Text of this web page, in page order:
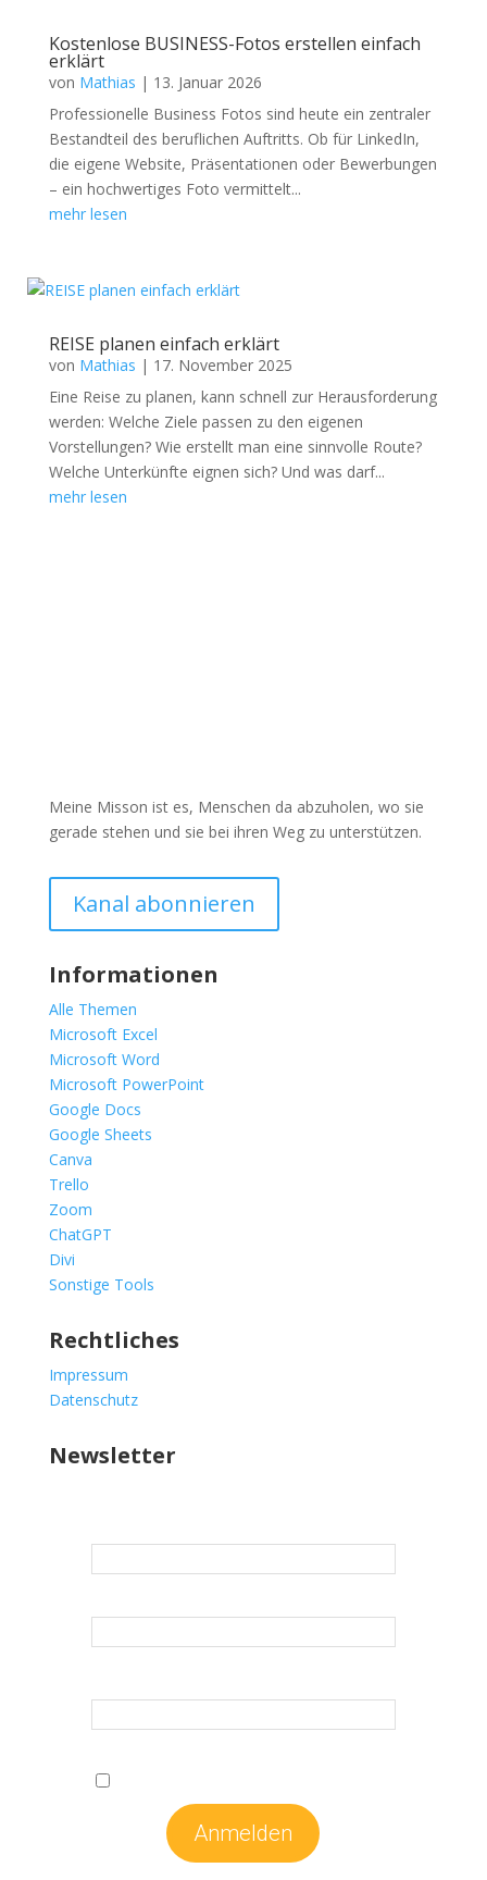
Kostenlose BUSINESS-Fotos erstellen einfach
erklärt
von Mathias | 13. Januar 2026
Professionelle Business Fotos sind heute ein zentraler
Bestandteil des beruflichen Auftritts. Ob für LinkedIn,
die eigene Website, Präsentationen oder Bewerbungen
– ein hochwertiges Foto vermittelt...
mehr lesen
REISE planen einfach erklärt
von Mathias | 17. November 2025
Eine Reise zu planen, kann schnell zur Herausforderung
werden: Welche Ziele passen zu den eigenen
Vorstellungen? Wie erstellt man eine sinnvolle Route?
Welche Unterkünfte eignen sich? Und was darf...
mehr lesen
Meine Misson ist es, Menschen da abzuholen, wo sie
gerade stehen und sie bei ihren Weg zu unterstützen.
Kanal abonnieren
Informationen
Alle Themen
Microsoft Excel
Microsoft Word
Microsoft PowerPoint
Google Docs
Google Sheets
Canva
Trello
Zoom
ChatGPT
Divi
Sonstige Tools
Rechtliches
Impressum
Datenschutz
Newsletter